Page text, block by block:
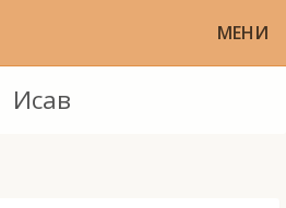
МЕНИ
Исав